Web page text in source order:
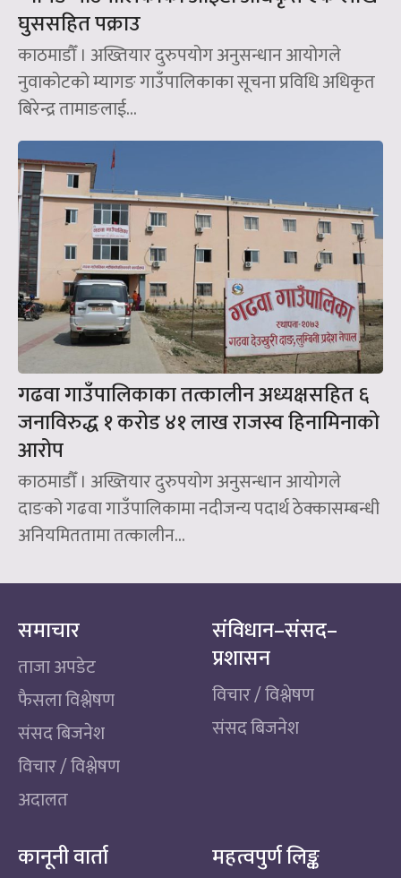
घुससहित पक्राउ
काठमाडौँ । अख्तियार दुरुपयोग अनुसन्धान आयोगले
नुवाकोटको म्यागङ गाउँपालिकाका सूचना प्रविधि अधिकृत
बिरेन्द्र तामाङलाई...
गढवा गाउँपालिकाका तत्कालीन अध्यक्षसहित ६
जनाविरुद्ध १ करोड ४१ लाख राजस्व हिनामिनाको
आरोप
काठमाडौँ । अख्तियार दुरुपयोग अनुसन्धान आयोगले
दाङको गढवा गाउँपालिकामा नदीजन्य पदार्थ ठेक्कासम्बन्धी
अनियमिततामा तत्कालीन...
समाचार
ताजा अपडेट
फैसला विश्लेषण
संसद बिजनेश
विचार / विश्लेषण
अदालत
संविधान–संसद–
प्रशासन
विचार / विश्लेषण
संसद बिजनेश
कानूनी वार्ता महत्वपुर्ण लिङ्क